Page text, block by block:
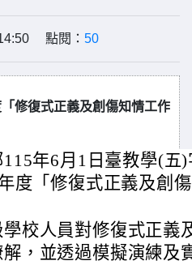
點閱： 50
修復式正義及創傷知情工作
年6月1日臺教學(五
度「修復式正義及創
校人員對修復式正義
，並透過模擬演練及